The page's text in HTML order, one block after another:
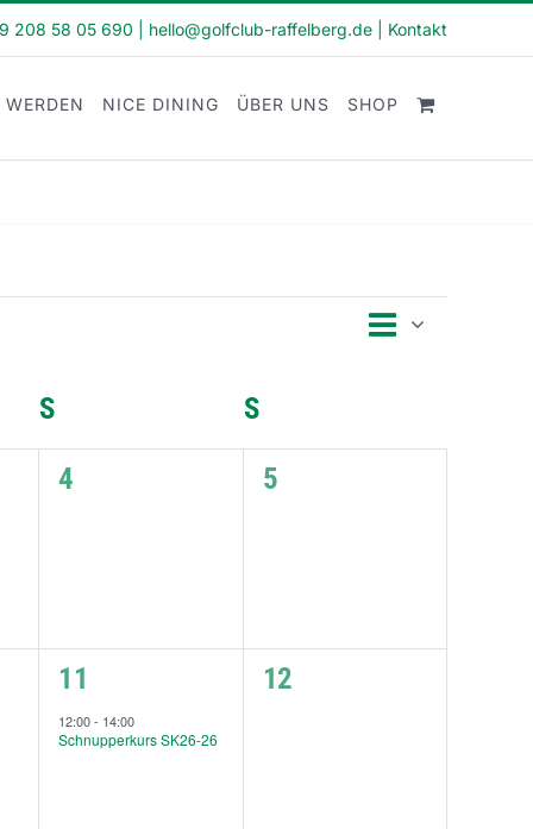
208 58 05 690 hello@golfclub-raffelberg.de Kontakt
NICE DINING ÜBER UNS SHOP
Ansichten-
Monat
SSAMSTAG SSONNTAG
0
4
0
5
1
Veranstaltung,
11
12:00- 14:00
Schnupperkurs SK26-26
0
12